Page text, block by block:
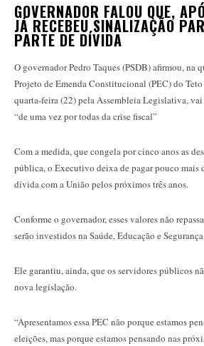
GOVERNADOR FALOU QUE,
JÁ RECEBEU SINALIZAÇÃO
PARTE DE DÍVIDA
O governador Pedro Taques (PSDB) afirmou, na
Projeto de Emenda Constitucional (PEC) do
quarta-feira (22) pela Assembleia Legislativa,
“de uma vez por todas da crise fiscal”
Com a medida, que congela por cinco anos as
pública, o Executivo deixa de pagar pouco mais
dívida com a União pelos próximos três anos.
Conforme o governador, esses valores não
serão investidos na Saúde, Educação e
Ele garantiu, ainda, que os servidores públicos
nova legislação.
“Apresentamos essa PEC não porque estamos
eleições, mas porque estamos pensando nas